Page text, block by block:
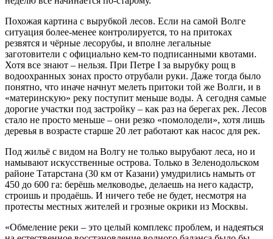
Похожая картина с вырубкой лесов. Если на самой Волге
ситуация более-менее контролируется, то на притоках
резвятся и чёрные лесорубы, и вполне легальные
заготовители с официально кем-то подписанными квотами.
Хотя все знают – нельзя. При Петре I за вырубку рощ в
водоохранных зонах просто отрубали руки. Даже тогда было
понятно, что иначе начнут мелеть притоки той же Волги, и в
«материнскую» реку поступит меньше воды. А сегодня самые
дорогие участки под застройку – как раз на берегах рек. Лесов
стало не просто меньше – они резко «помолодели», хотя лишь
деревья в возрасте старше 20 лет работают как насос для рек.
Под жильё с видом на Волгу не только вырубают леса, но и
намывают искусственные острова. Только в Зеленодольском
районе Татарстана (30 км от Казани) умудрились намыть от
450 до 600 га: берёшь мелководье, делаешь на него кадастр,
строишь и продаёшь. И ничего тебе не будет, несмотря на
протесты местных жителей и грозные окрики из Москвы.
«Обмеление реки – это целый комплекс проблем, и надеяться